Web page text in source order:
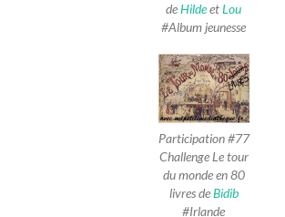
deHildeetLou
#Album jeunesse
Participation #77
Challenge Le tour
du monde en 80
livres deBidib
#Irlande